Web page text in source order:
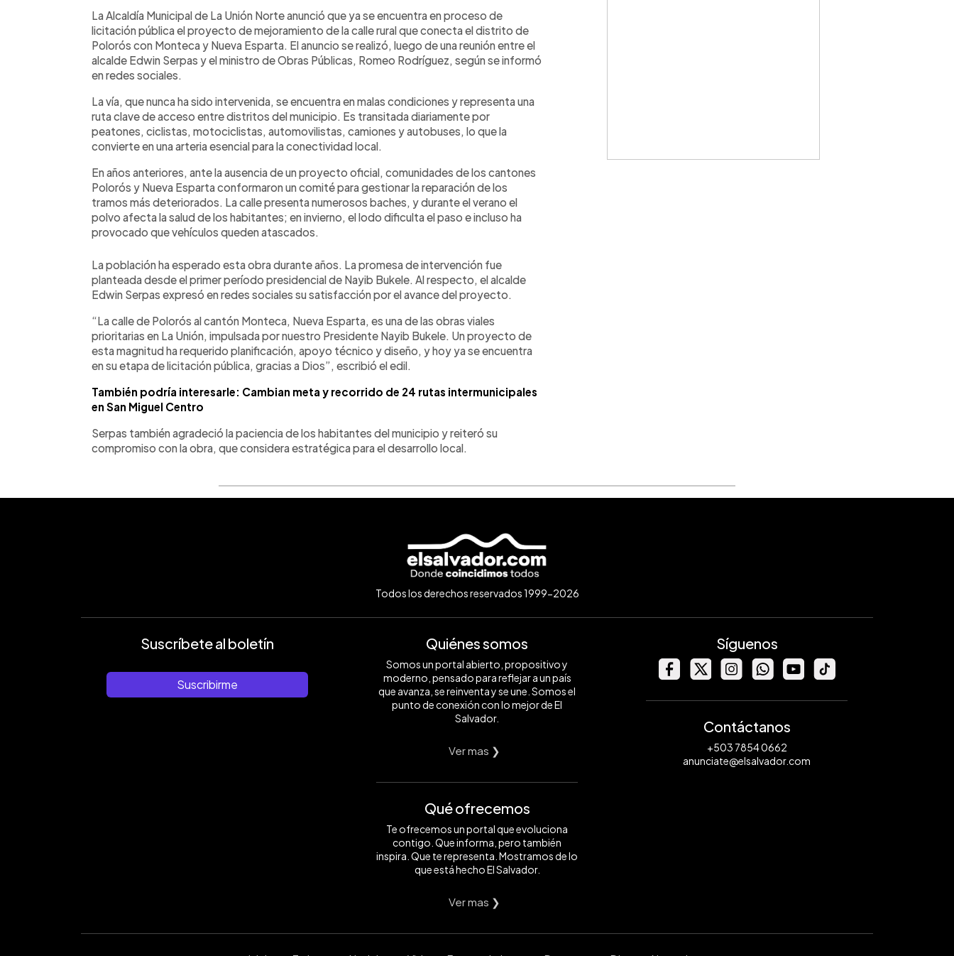
► Escuchar artículo
La Alcaldía Municipal de La Unión Norte anunció que ya se encuentra en proceso de
licitación pública el proyecto de mejoramiento de la calle rural que conecta el distrito de
Polorós con Monteca y Nueva Esparta. El anuncio se realizó, luego de una reunión entre el
alcalde Edwin Serpas y el ministro de Obras Públicas, Romeo Rodríguez, según se informó
en redes sociales.
La vía, que nunca ha sido intervenida, se encuentra en malas condiciones y representa una
ruta clave de acceso entre distritos del municipio. Es transitada diariamente por
peatones, ciclistas, motociclistas, automovilistas, camiones y autobuses, lo que la
convierte en una arteria esencial para la conectividad local.
En años anteriores, ante la ausencia de un proyecto oficial, comunidades de los cantones
Polorós y Nueva Esparta conformaron un comité para gestionar la reparación de los
tramos más deteriorados. La calle presenta numerosos baches, y durante el verano el
polvo afecta la salud de los habitantes; en invierno, el lodo dificulta el paso e incluso ha
provocado que vehículos queden atascados.
La población ha esperado esta obra durante años. La promesa de intervención fue
planteada desde el primer período presidencial de Nayib Bukele. Al respecto, el alcalde
Edwin Serpas expresó en redes sociales su satisfacción por el avance del proyecto.
“La calle de Polorós al cantón Monteca, Nueva Esparta, es una de las obras viales
prioritarias en La Unión, impulsada por nuestro Presidente Nayib Bukele. Un proyecto de
esta magnitud ha requerido planificación, apoyo técnico y diseño, y hoy ya se encuentra
en su etapa de licitación pública, gracias a Dios”, escribió el edil.
También podría interesarle: Cambian meta y recorrido de 24 rutas intermunicipales
en San Miguel Centro
Serpas también agradeció la paciencia de los habitantes del municipio y reiteró su
compromiso con la obra, que considera estratégica para el desarrollo local.
Todos los derechos reservados 1999-2026
Suscríbete al boletín
Suscribirme
Quiénes somos
Somos un portal abierto, propositivo y
moderno, pensado para reflejar a un país
que avanza, se reinventa y se une. Somos el
punto de conexión con lo mejor de El
Salvador.
Ver mas ❯
Qué ofrecemos
Te ofrecemos un portal que evoluciona
contigo. Que informa, pero también
inspira. Que te representa. Mostramos de lo
que está hecho El Salvador.
Ver mas ❯
Síguenos
Contáctanos
+503 7854 0662
anunciate@elsalvador.com